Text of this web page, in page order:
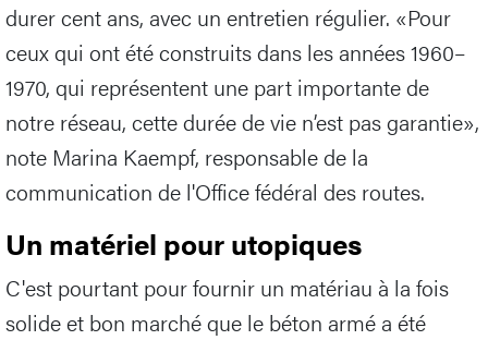
durer cent ans, avec un entretien régulier. «Pour
ceux qui ont été construits dans les années 1960–
1970, qui représentent une part importante de
notre réseau, cette durée de vie n’est pas garantie»,
note Marina Kaempf, responsable de la
communication de l'Office fédéral des routes.
Un matériel pour utopiques
C'est pourtant pour fournir un matériau à la fois
solide et bon marché que le béton armé a été